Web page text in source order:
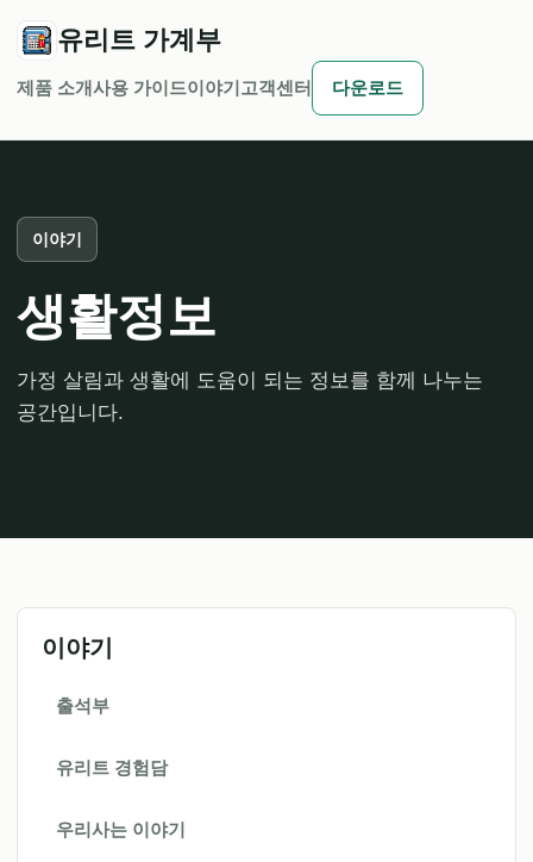
유리트 가계부
제품 소개사용 가이드이야기 고객센터 다운로드
이야기
생활정보
가정 살림과 생활에 도움이 되는 정보를 함께 나누는
공간입니다.
이야기
출석부
유리트 경험담
우리사는 이야기